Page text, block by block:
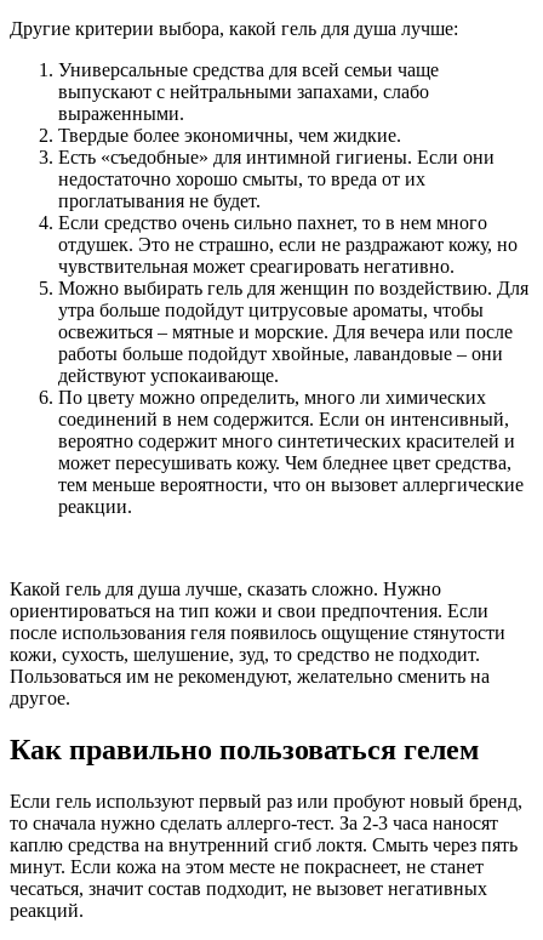
Другие критерии выбора, какой гель для душа лучше:
Универсальные средства для всей семьи чаще
выпускают с нейтральными запахами, слабо
выраженными.
Твердые более экономичны, чем жидкие.
Есть «съедобные» для интимной гигиены. Если они
недостаточно хорошо смыты, то вреда от их
проглатывания не будет.
Если средство очень сильно пахнет, то в нем много
отдушек. Это не страшно, если не раздражают кожу, но
чувствительная может среагировать негативно.
Можно выбирать гель для женщин по воздействию. Для
утра больше подойдут цитрусовые ароматы, чтобы
освежиться – мятные и морские. Для вечера или после
работы больше подойдут хвойные, лавандовые – они
действуют успокаивающе.
По цвету можно определить, много ли химических
соединений в нем содержится. Если он интенсивный,
вероятно содержит много синтетических красителей и
может пересушивать кожу. Чем бледнее цвет средства,
тем меньше вероятности, что он вызовет аллергические
реакции.
Какой гель для душа лучше, сказать сложно. Нужно
ориентироваться на тип кожи и свои предпочтения. Если
после использования геля появилось ощущение стянутости
кожи, сухость, шелушение, зуд, то средство не подходит.
Пользоваться им не рекомендуют, желательно сменить на
другое.
Как правильно пользоваться гелем
Если гель используют первый раз или пробуют новый бренд,
то сначала нужно сделать аллерго-тест. За 2-3 часа наносят
каплю средства на внутренний сгиб локтя. Смыть через пять
минут. Если кожа на этом месте не покраснеет, не станет
чесаться, значит состав подходит, не вызовет негативных
реакций.